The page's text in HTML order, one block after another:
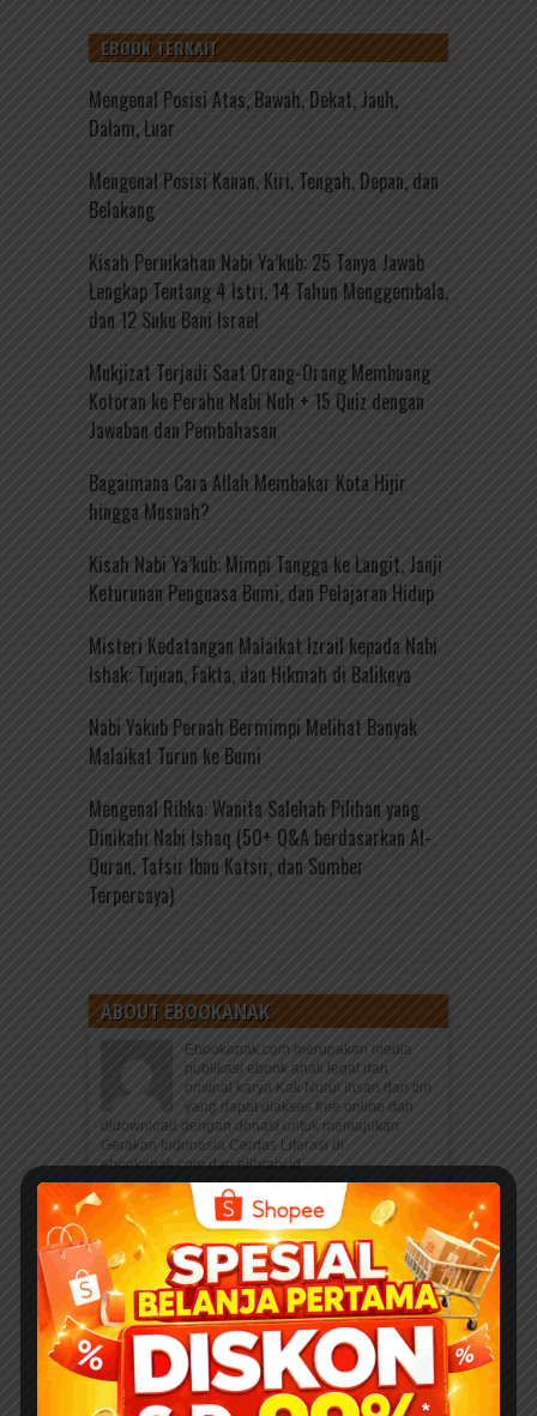
EBOOK TERKAIT
Mengenal Posisi Atas, Bawah, Dekat, Jauh,
Dalam, Luar
Mengenal Posisi Kanan, Kiri, Tengah, Depan, dan
Belakang
Kisah Pernikahan Nabi Ya’kub: 25 Tanya Jawab
Lengkap Tentang 4 Istri, 14 Tahun Menggembala,
dan 12 Suku Bani Israel
Mukjizat Terjadi Saat Orang-Orang Membuang
Kotoran ke Perahu Nabi Nuh + 15 Quiz dengan
Jawaban dan Pembahasan
Bagaimana Cara Allah Membakar Kota Hijir
hingga Musnah?
Kisah Nabi Ya’kub: Mimpi Tangga ke Langit, Janji
Keturunan Penguasa Bumi, dan Pelajaran Hidup
Misteri Kedatangan Malaikat Izrail kepada Nabi
Ishak: Tujuan, Fakta, dan Hikmah di Baliknya
Nabi Yakub Pernah Bermimpi Melihat Banyak
Malaikat Turun ke Bumi
Mengenal Ribka: Wanita Salehah Pilihan yang
Dinikahi Nabi Ishaq (50+ Q&A berdasarkan Al-
Quran, Tafsir Ibnu Katsir, dan Sumber
Terpercaya)
ABOUT EBOOKANAK
Ebookanak.com merupakan media
publikasi ebook anak legal dan
orisinal karya Kak Nurul Ihsan dan tim
yang dapat diakses free online dan
didownload dengan donasi untuk memajukan
Gerakan Indonesia Cerdas Literasi di
ebookanak.com dan elibrary.id.